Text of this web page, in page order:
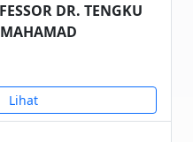
DR. TENGKU
Lihat